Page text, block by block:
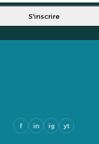
S'inscrire
f in ig yt